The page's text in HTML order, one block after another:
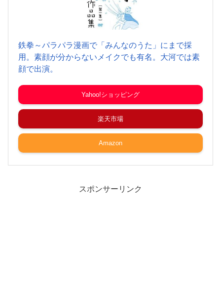
鉄拳～パラパラ漫画で「みんなのうた」にまで採
用。素顔が分からないメイクでも有名。大河では素
顔で出演。
Yahoo!ショッピング
楽天市場
Amazon
スポンサーリンク